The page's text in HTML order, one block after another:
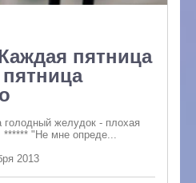
пятница
пятница
голодный желудок - плохая
****** "Не мне опреде...
2013